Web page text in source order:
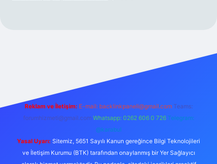
Reklam ve İletişim: E-mail: backlinkpaneli@gmail.com Teams:
forumhizmeti@gmail.com Whatsapp: 0262 606 0 726 Telegram:
@karabul
Yasal Uyarı: Sitemiz, 5651 Sayılı Kanun gereğince Bilgi Teknolojileri
ve İletişim Kurumu (BTK) tarafından onaylanmış bir Yer Sağlayıcı